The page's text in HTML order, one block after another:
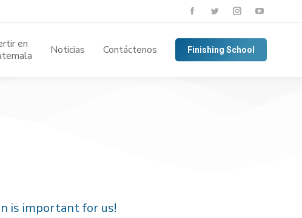
en
Noticias Contáctenos Finishing School
is important for us!